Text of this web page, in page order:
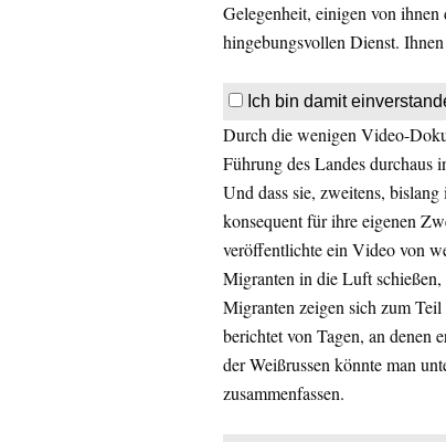
Gelegenheit, einigen von
hingebungsvollen Dienst.
Ich bin damit
Durch die wenigen Video-
Führung des Landes durchaus
Und dass sie, zweitens,
konsequent für ihre eigenen
veröffentlichte ein Video von
Migranten in die Luft
Migranten zeigen sich zum
berichtet von Tagen, an denen
der Weißrussen könnte man
zusammenfassen.